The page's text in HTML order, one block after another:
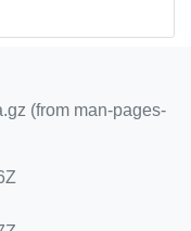
(from man-pages-